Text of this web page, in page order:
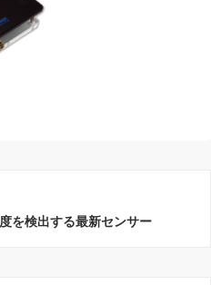
を検出する最新センサー